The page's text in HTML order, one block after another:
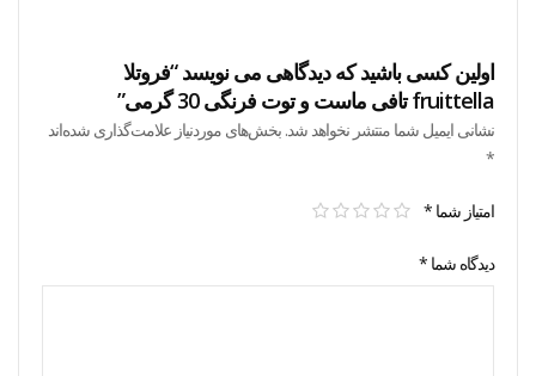
اولین کسی باشید که دیدگاهی می نویسد “فروتلا
fruittella تافی ماست و توت فرنگی 30 گرمی”
نشانی ایمیل شما منتشر نخواهد شد. بخش‌های موردنیاز علامت‌گذاری شده‌اند
*
امتیاز شما *
دیدگاه شما *